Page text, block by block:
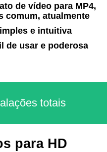
de vídeo para MP4,
comum, atualmente
e intuitiva
de usar e poderosa
totais
para HD